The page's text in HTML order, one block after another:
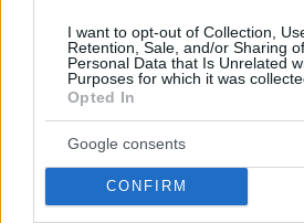
I want to opt-out of Collection,
Retention, Sale, and/or Sharing
Personal Data that Is Unrelated
Purposes for which it was
Opted In
Google consents
CONFIRM
Η Ρωσία περιμένει νέες
24.07.2026, 17:53 12